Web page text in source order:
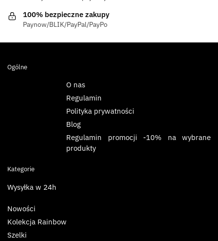
100% bezpieczne zakupy
Paynow/BLIK/PayPal/PayPo
Ogólne
O nas
Regulamin
Polityka prywatności
Blog
Regulamin promocji -10% na wybrane
produkty
Kategorie
Wysyłka w 24h
Nowości
Kolekcja Rainbow
Szelki